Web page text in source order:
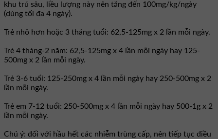
khu trú sâu, liều lượng này nên tăng đến 100mg/kg/ngày
(dùng tối đa 4 ngày).
Trẻ nhỏ hơn hoặc 3 tháng tuổi: 62,5-125mg x 2 lần mỗi ngày.
Trẻ 4 tháng-2 năm: 62,5-125mg x 4 lần mỗi ngày hay 125-
500mg x 2 lần mỗi ngày.
Trẻ 3-6 tuổi: 125-250mg x 4 lần mỗi ngày hay 250-500mg x 2
lần mỗi ngày.
Trẻ em 7-12 tuổi: 250-500mg x 4 lần mỗi ngày hay 500-1g x 2
lần mỗi ngày.
Chú ý: đối với hầu hết các nhiễm trùng cấp, nên tiếp tục điều